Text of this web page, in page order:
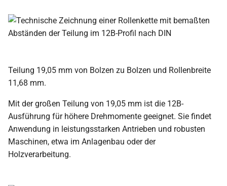
Teilung 19,05 mm von Bolzen zu Bolzen und Rollenbreite
11,68 mm.
Mit der großen Teilung von 19,05 mm ist die 12B-
Ausführung für höhere Drehmomente geeignet. Sie findet
Anwendung in leistungsstarken Antrieben und robusten
Maschinen, etwa im Anlagenbau oder der
Holzverarbeitung.